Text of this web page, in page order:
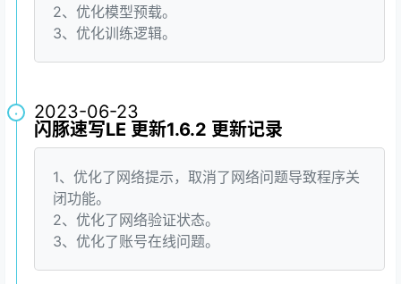
2、优化模型预载。
3、优化训练逻辑。
2023-06-23
·
闪豚速写LE 更新1.6.2 更新记录
1、优化了网络提示，取消了网络问题导致程序关
闭功能。
2、优化了网络验证状态。
3、优化了账号在线问题。